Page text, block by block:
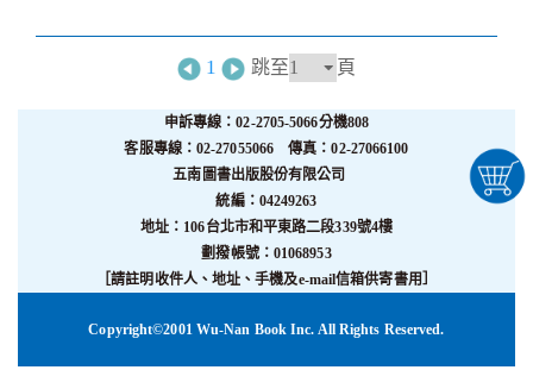
1 跳至 頁
申訴專線：02-2705-5066分機808
客服專線：02-27055066 傳真：02-27066100
五南圖書出版股份有限公司
統編：04249263
地址：106台北市和平東路二段339號4樓
劃撥帳號：01068953
［請註明收件人、地址、手機及e-mail信箱供寄書用］
Copyright©2001 Wu-Nan Book Inc. All Rights Reserved.